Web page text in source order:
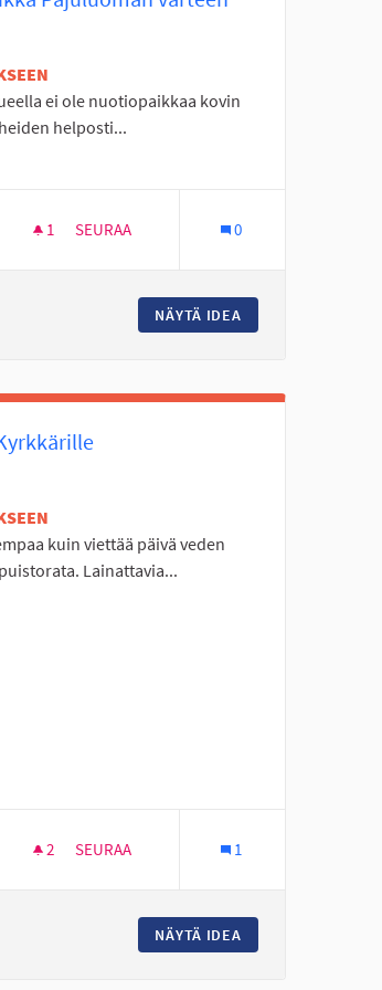
ei ole nuotiopaikkaa kovin
helposti...
mukaan: Läntinen Seinäjoki
1 1 SEURAAJA
SEURAA 0
NÄYTÄ IDEA
kuin viettää päivä veden
Lainattavia...
mukaan: Läntinen Seinäjoki
2 2 SEURAAJAA
SEURAA 1
NÄYTÄ IDEA